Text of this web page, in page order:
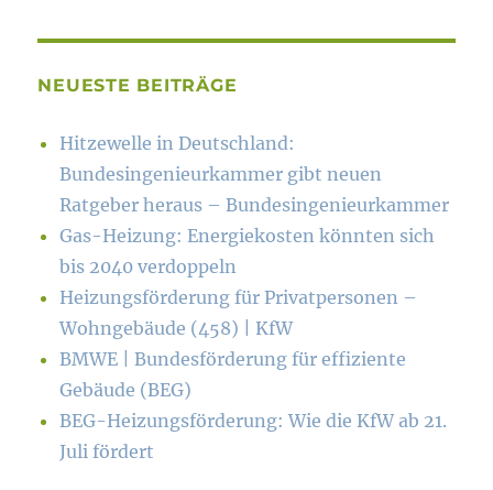
NEUESTE BEITRÄGE
Hitzewelle in Deutschland:
Bundesingenieurkammer gibt neuen
Ratgeber heraus – Bundesingenieurkammer
Gas-Heizung: Energiekosten könn­ten sich
bis 2040 verdoppeln
Heizungsförderung für Privatpersonen –
Wohngebäude (458) | KfW
BMWE | Bundesförderung für effiziente
Gebäude (BEG)
BEG-Heizungsförderung: Wie die KfW ab 21.
Juli fördert